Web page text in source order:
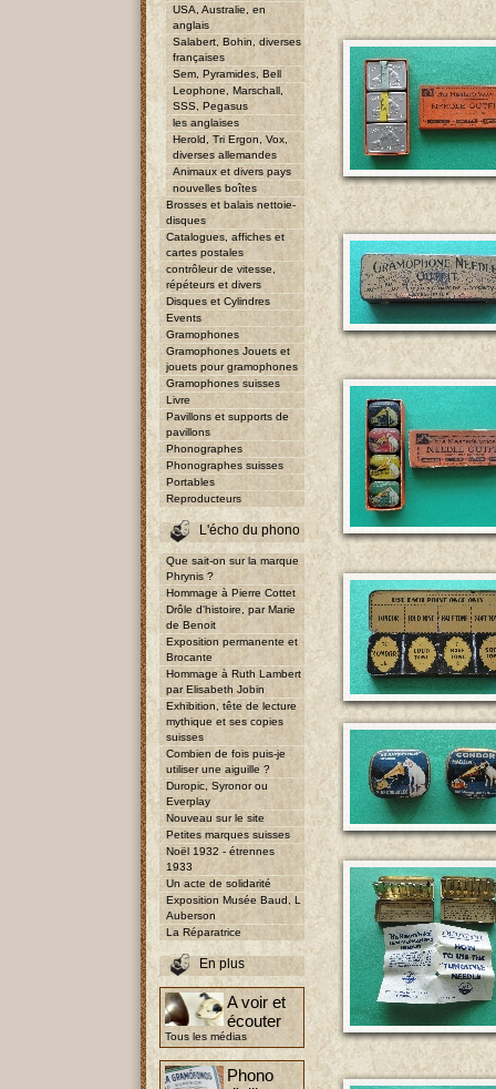
USA, Australie, en
anglais
Salabert, Bohin, diverses
françaises
Sem, Pyramides, Bell
Leophone, Marschall,
SSS, Pegasus
les anglaises
Herold, Tri Ergon, Vox,
diverses allemandes
Animaux et divers pays
nouvelles boîtes
Brosses et balais nettoie-
disques
Catalogues, affiches et
cartes postales
contrôleur de vitesse,
répéteurs et divers
Disques et Cylindres
Events
Gramophones
Gramophones Jouets et
jouets pour gramophones
Gramophones suisses
Livre
Pavillons et supports de
pavillons
Phonographes
Phonographes suisses
Portables
Reproducteurs
L'écho du phono
Que sait-on sur la marque
Phrynis ?
Hommage à Pierre Cottet
Drôle d'histoire, par Marie
de Benoit
Exposition permanente et
Brocante
Hommage à Ruth Lambert
par Elisabeth Jobin
Exhibition, tête de lecture
mythique et ses copies
suisses
Combien de fois puis-je
utiliser une aiguille ?
Duropic, Syronor ou
Everplay
Nouveau sur le site
Petites marques suisses
Noël 1932 - étrennes
1933
Un acte de solidarité
Exposition Musée Baud, L
Auberson
La Réparatrice
En plus
A voir et
écouter
Tous les médias
Phono